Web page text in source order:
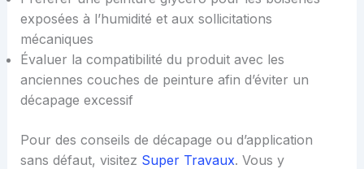
exposées à l’humidité et aux sollicitations
mécaniques
Évaluer la compatibilité du produit avec les
anciennes couches de peinture afin d’éviter un
décapage excessif
Pour des conseils de décapage ou d’application
sans défaut, visitez Super Travaux. Vous y